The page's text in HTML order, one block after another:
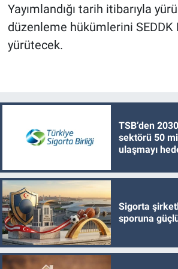
Yayımlandığı tarih itibarıyla
düzenleme hükümlerini SEDDK
yürütecek.
TSB’den
sektörü 50
ulaşmayı
Sigorta
sporuna